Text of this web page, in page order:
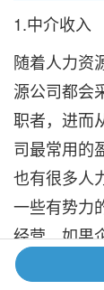
1.中介收入
随着人力资
源公司都会
职者，进而
司最常用的
也有很多人
一些有势力
经营，如果
人力公司联